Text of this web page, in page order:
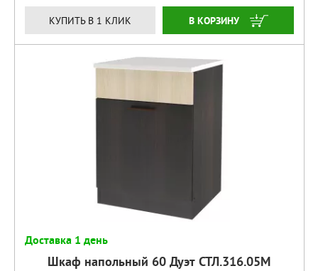
КУПИТЬ В 1 КЛИК КУПИТЬ
Доставка 1 день
Шкаф напольный 60 Дуэт СТЛ.316.05М